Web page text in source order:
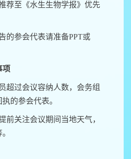
荐至《水生生物学报》优先
的参会代表请准备PPT或
项
超过会议容纳人数，会务组
的参会代表。
前关注会议期间当地天气，